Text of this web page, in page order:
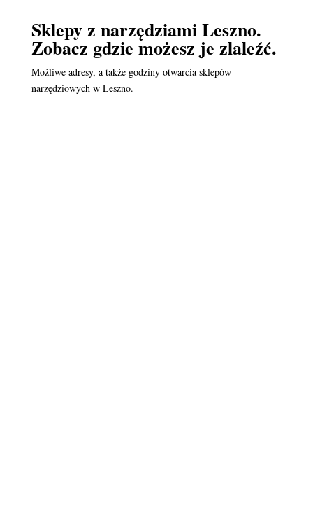
Sklepy z narzędziami Leszno.
Zobacz gdzie możesz je zlaleźć.
Możliwe adresy, a także godziny otwarcia sklepów
narzędziowych w Leszno.